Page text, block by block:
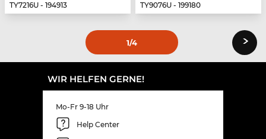
TY7216U - 194913
TY9076U - 199180
1/4 ›
WIR HELFEN GERNE!
Mo-Fr 9-18 Uhr
Help Center